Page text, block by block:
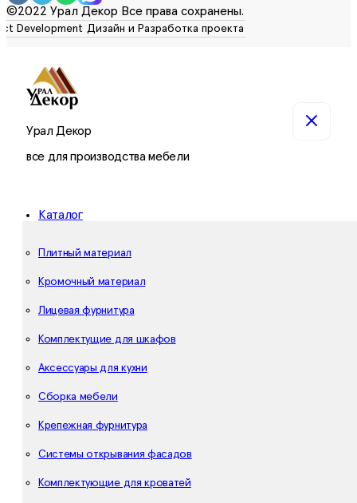
©2022 Урал Декор Все права сохранены.
Урал Декор
все для производства мебели
Каталог
Плитный материал
Кромочный материал
Лицевая фурнитура
Комплектущие для шкафов
Аксессуары для кухни
Сборка мебели
Крепежная фурнитура
Системы открывания фасадов
Комплектующие для кроватей